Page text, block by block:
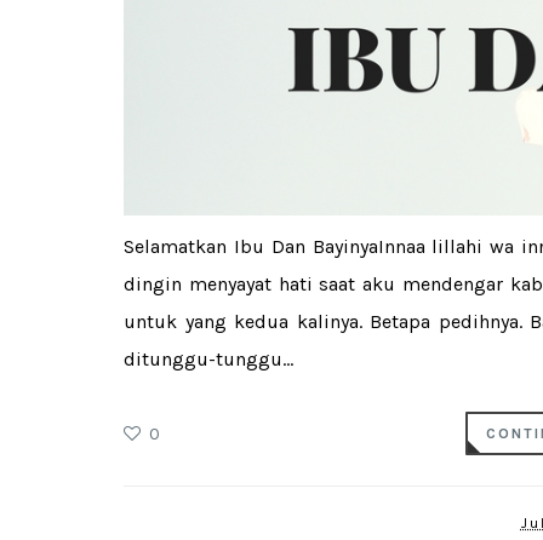
Selamatkan Ibu Dan BayinyaInnaa lillahi wa
dingin menyayat hati saat aku mendengar
untuk yang kedua kalinya. Betapa pedihnya.
ditunggu-tunggu...
0